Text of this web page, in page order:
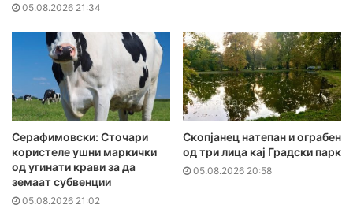
05.08.2026 21:34
Серафимовски: Сточари
користеле ушни маркички
од угинати крави за да
земаат субвенции
05.08.2026 21:02
Скопјанец натепан и ограбен
од три лица кај Градски парк
05.08.2026 20:58